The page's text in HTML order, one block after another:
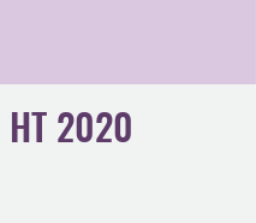
HT 2020